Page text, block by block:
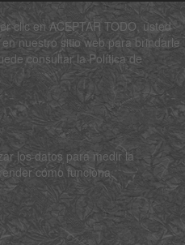
clic en ACEPTAR TODO, usted
nuestro sitio web para brindarle
consultar la Política de
los datos para medir la
cómo funciona.